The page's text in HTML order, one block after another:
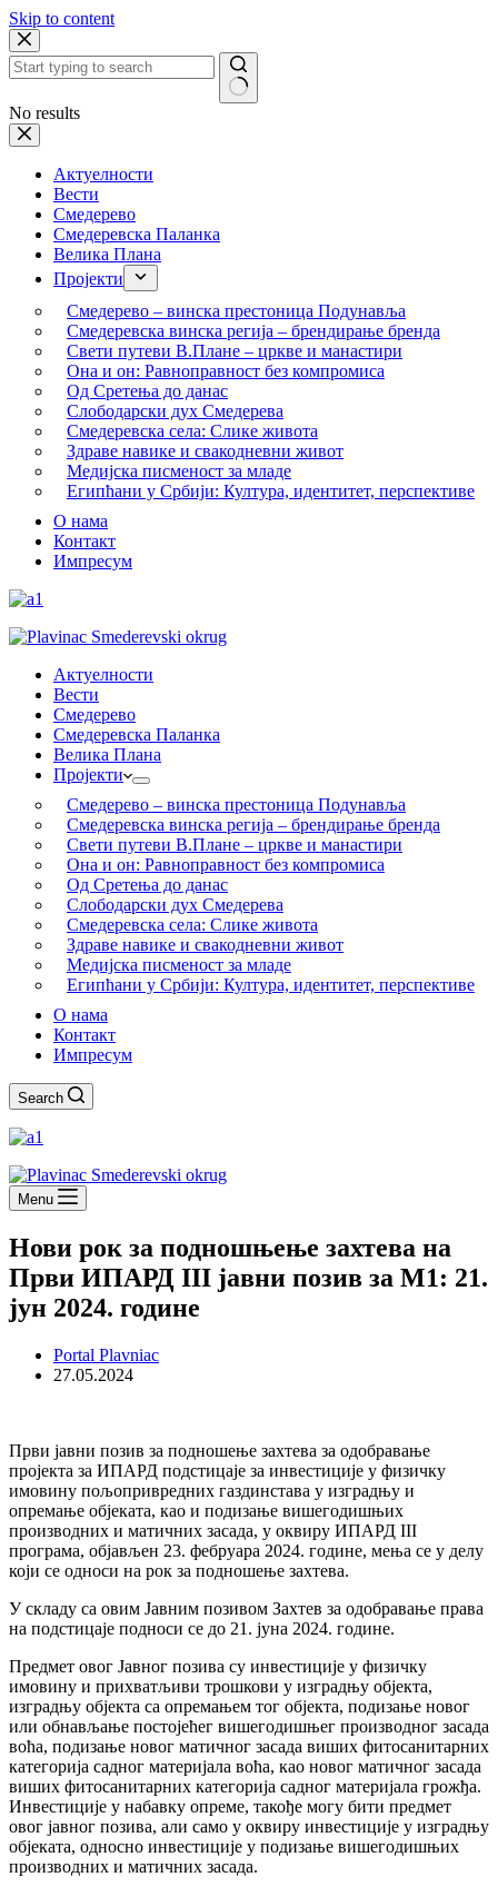
Skip to content
No results
Актуелности
Вести
Смедерево
Смедеревска Паланка
Велика Плана
Пројекти
Смедерево – винска престоница Подунавља
Смедеревска винска регија – брендирање бренда
Свети путеви В.Плане – цркве и манастири
Она и он: Равноправност без компромиса
Од Сретења до данас
Слободарски дух Смедерева
Смедеревска села: Слике живота
Здраве навике и свакодневни живот
Медијска писменост за младе
Египћани у Србији: Култура, идентитет, перспективе
О нама
Контакт
Импресум
Актуелности
Вести
Смедерево
Смедеревска Паланка
Велика Плана
Пројекти
Смедерево – винска престоница Подунавља
Смедеревска винска регија – брендирање бренда
Свети путеви В.Плане – цркве и манастири
Она и он: Равноправност без компромиса
Од Сретења до данас
Слободарски дух Смедерева
Смедеревска села: Слике живота
Здраве навике и свакодневни живот
Медијска писменост за младе
Египћани у Србији: Култура, идентитет, перспективе
О нама
Контакт
Импресум
Search
Menu
Нови рок за подношњење захтева на
Први ИПАРД III јавни позив за М1: 21.
јун 2024. године
Portal Plavniac
27.05.2024
Први јавни позив за подношење захтева за одобравање
пројекта за ИПАРД подстицаје за инвестиције у физичку
имовину пољопривредних газдинстава у изградњу и
опремање објеката, као и подизање вишегодишњих
производних и матичних засада, у оквиру ИПАРД III
програма, објављен 23. фебруара 2024. године, мења се у делу
који се односи на рок за подношење захтева.
У складу са овим Јавним позивом Захтев за одобравање права
на подстицаје подноси се до 21. јуна 2024. године.
Предмет овог Јавног позива су инвестиције у физичку
имовину и прихватљиви трошкови у изградњу објекта,
изградњу објекта са опремањем тог објекта, подизање новог
или обнављање постојећег вишегодишњег производног засада
воћа, подизање новог матичног засада виших фитосанитарних
категорија садног материјала воћа, као новог матичног засада
виших фитосанитарних категорија садног материјала грожђа.
Инвестиције у набавку опреме, такође могу бити предмет
овог јавног позива, али само у оквиру инвестиције у изградњу
објеката, односно инвестиције у подизање вишегодишњих
производних и матичних засада.